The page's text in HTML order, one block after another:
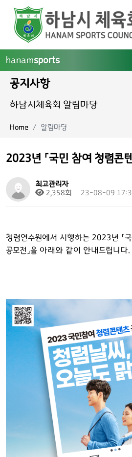
hanamsports
공지사항
하남시체육회 알림마당
Home 알림마당
2023년 「국민 참여 청렴콘
최고관리자
2,358회
23-08-09
청렴연수원에서 시행하는 2023년 「
공모전」을 아래와 같이 안내드립니다.